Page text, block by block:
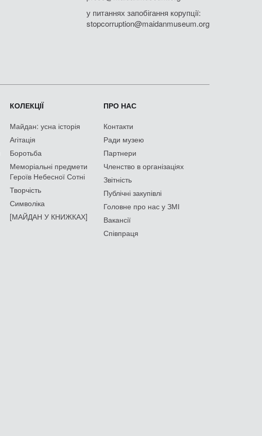
у питаннях запобігання корупції:
stopcorruption@maidanmuseum.org
КОЛЕКЦІЇ
Майдан: усна історія
Агітація
Боротьба
Меморіальні предмети
Героїв Небесної Сотні
Творчість
Символіка
[МАЙДАН У КНИЖКАХ]
ПРО НАС
Контакти
Ради музею
Партнери
Членство в організаціях
Звітність
Публічні закупівлі
Головне про нас у ЗМІ
Вакансії
Співпраця